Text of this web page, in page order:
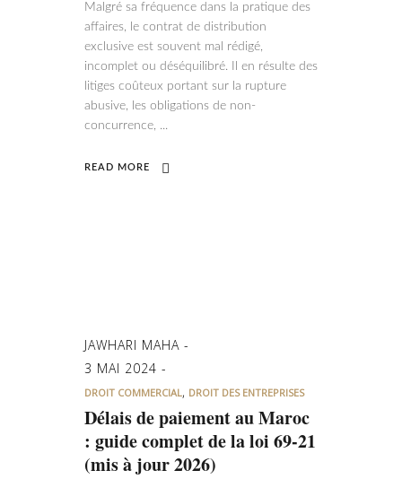
Malgré sa fréquence dans la pratique des
affaires, le contrat de distribution
exclusive est souvent mal rédigé,
incomplet ou déséquilibré. Il en résulte des
litiges coûteux portant sur la rupture
abusive, les obligations de non-
concurrence,
READ MORE
JAWHARI MAHA
3 MAI 2024
DROIT COMMERCIAL, DROIT DES ENTREPRISES
Délais de paiement au Maroc
: guide complet de la loi 69-21
(mis à jour 2026)